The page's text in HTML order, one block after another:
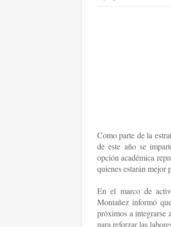
Como parte de la
de este año se
opción académica
quienes estarán mejor
En el marco de
Montañez informó
próximos a integrarse
para reforzar las